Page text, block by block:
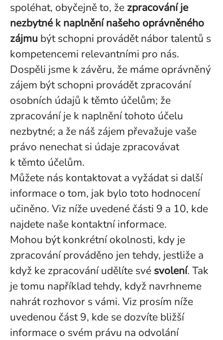
spoléhat, obyčejně to, že zpracování je
nezbytné k naplnění našeho oprávněného
zájmu být schopni provádět nábor talentů s
kompetencemi relevantními pro nás.
Dospěli jsme k závěru, že máme oprávněný
zájem být schopni provádět zpracování
osobních údajů k těmto účelům; že
zpracování je k naplnění tohoto účelu
nezbytné; a že náš zájem převažuje vaše
právo nenechat si údaje zpracovávat
k těmto účelům.
Můžete nás kontaktovat a vyžádat si další
informace o tom, jak bylo toto hodnocení
učiněno. Viz níže uvedené části 9 a 10, kde
najdete naše kontaktní informace.
Mohou být konkrétní okolnosti, kdy je
zpracování prováděno jen tehdy, jestliže a
když ke zpracování udělíte své svolení. Tak
je tomu například tehdy, když navrhneme
nahrát rozhovor s vámi. Viz prosím níže
uvedenou část 9, kde se dozvíte bližší
informace o svém právu na odvolání